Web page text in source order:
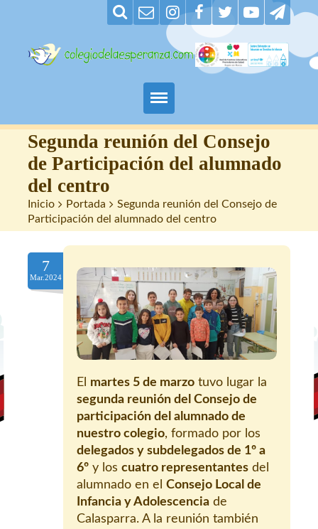
Padres
Alumnos
Maestros
Nuestro centro
Contacto
Segunda reunión del Consejo
de Participación del alumnado
del centro
Inicio > Portada > Segunda reunión del Consejo de
Participación del alumnado del centro
7
Mar.2024
El martes 5 de marzo tuvo lugar la
segunda reunión del Consejo de
participación del alumnado de
nuestro colegio, formado por los
delegados y subdelegados de 1º a
6º y los cuatro representantes del
alumnado en el Consejo Local de
Infancia y Adolescencia de
Calasparra. A la reunión también